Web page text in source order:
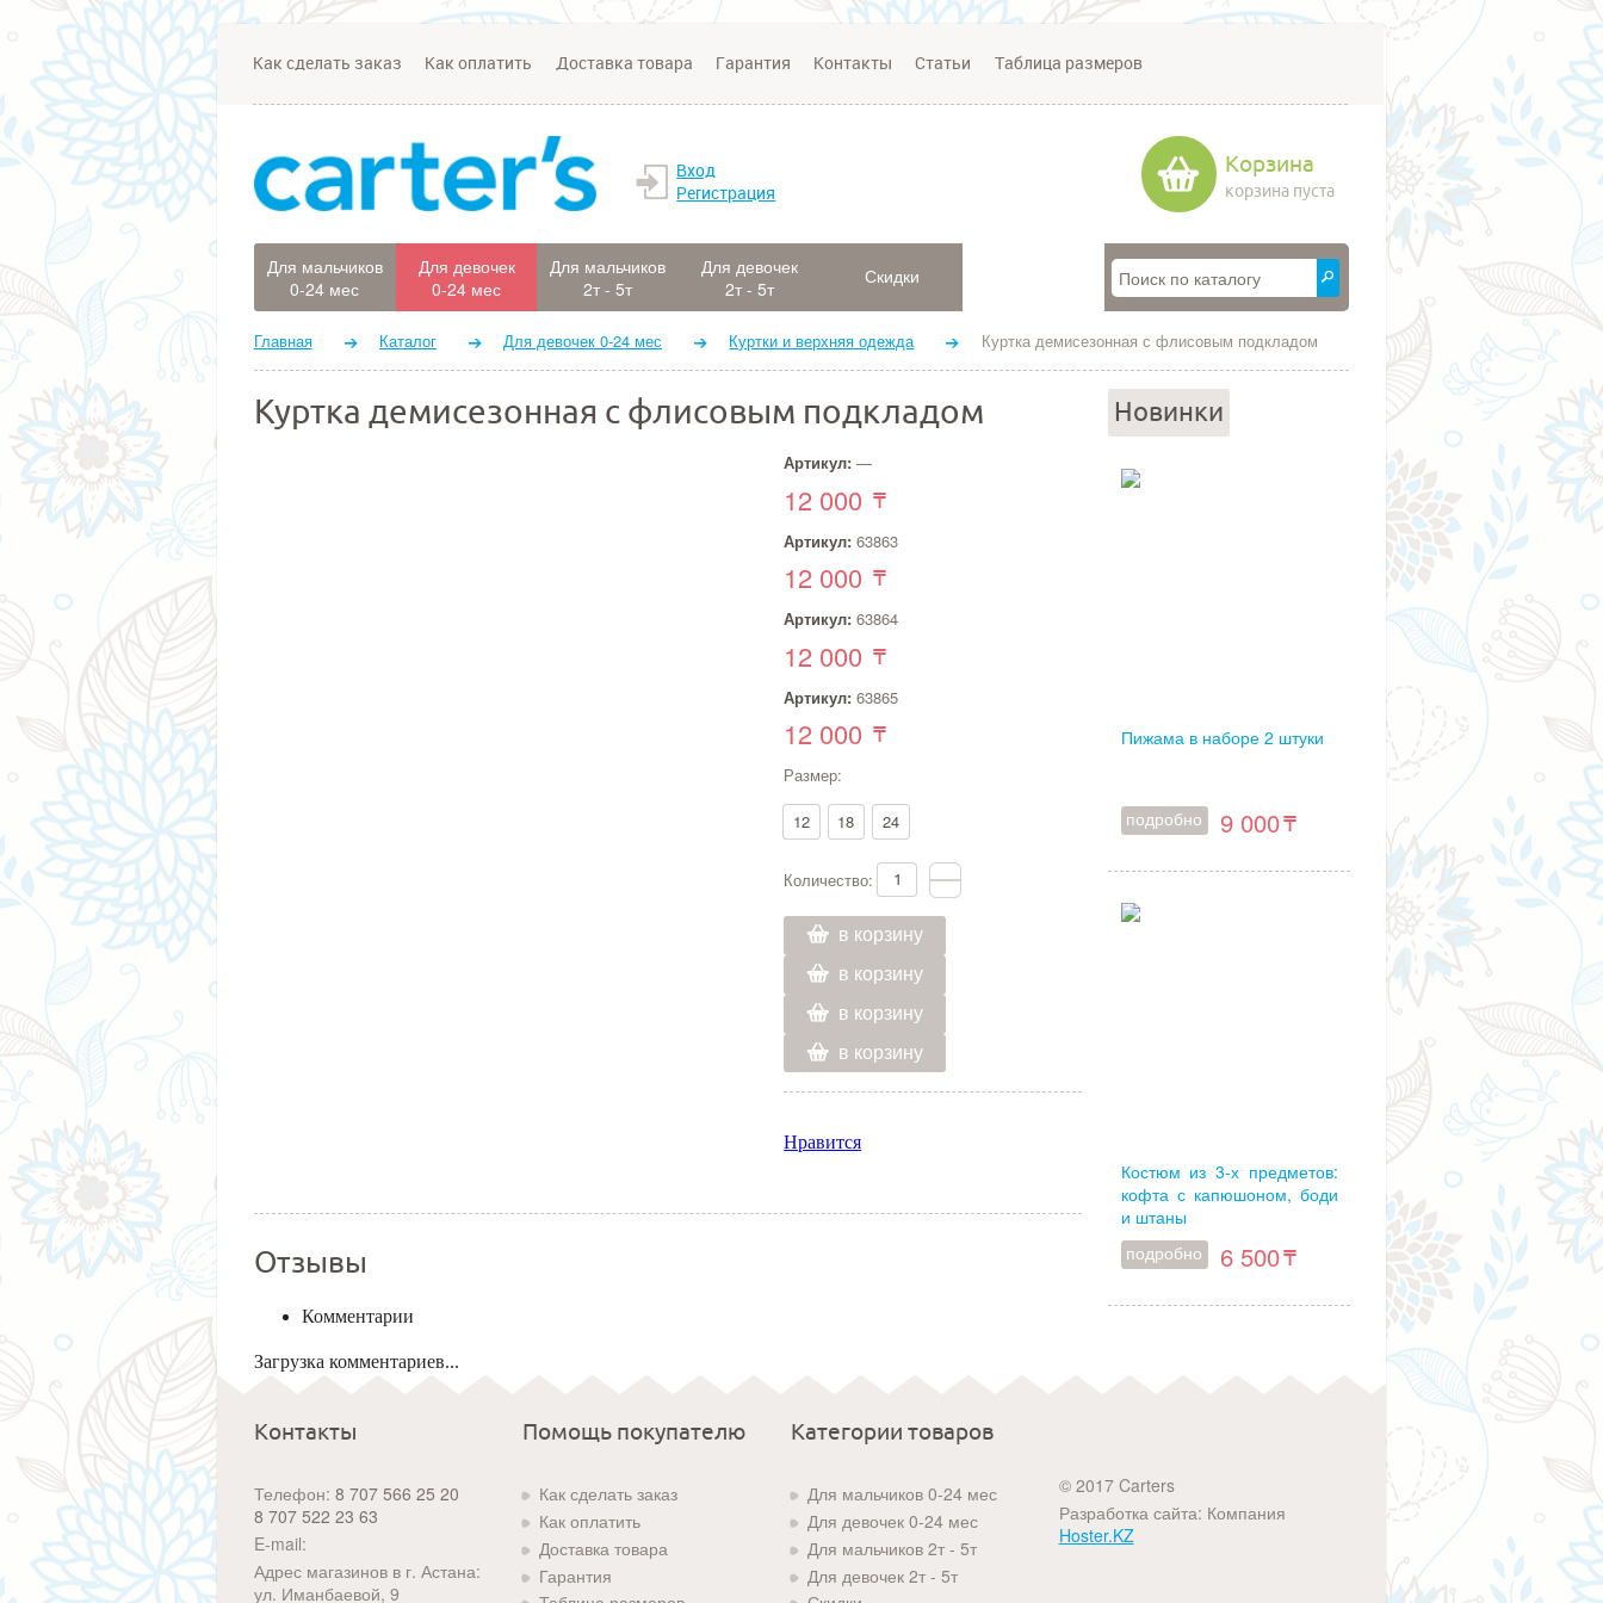
Как сделать заказ Как оплатить Доставка товара Гарантия Контакты Статьи Таблица размеров
Вход
Регистрация
Корзина
корзина пуста
Для мальчиков
0-24 мес
Для девочек
0-24 мес
Для мальчиков
2т - 5т
Для девочек
2т - 5т
Скидки
Главная Каталог Для девочек 0-24 мес Куртки и верхняя одежда Куртка демисезонная с флисовым подкладом
Куртка демисезонная с флисовым подкладом
Артикул: —
12 000
Артикул: 63863
12 000
Артикул: 63864
12 000
Артикул: 63865
12 000
Размер:
12 18 24
Количество:
в корзину
в корзину
в корзину
в корзину
Нравится
Отзывы
Комментарии
Загрузка комментариев...
Новинки
Пижама в наборе 2 штуки
подробно 9 000
Костюм из 3-х предметов:
кофта с капюшоном, боди
и штаны
подробно
6 500
Контакты
Телефон: 8 707 566 25 20
8 707 522 23 63
E-mail:
Адрес магазинов в г. Астана:
ул. Иманбаевой, 9
Помощь покупателю
Как сделать заказ
Как оплатить
Доставка товара
Гарантия
Категории товаров
Для мальчиков 0-24 мес
Для девочек 0-24 мес
Для мальчиков 2т - 5т
Для девочек 2т - 5т
© 2017 Carters
Разработка сайта: Компания
Hoster.KZ